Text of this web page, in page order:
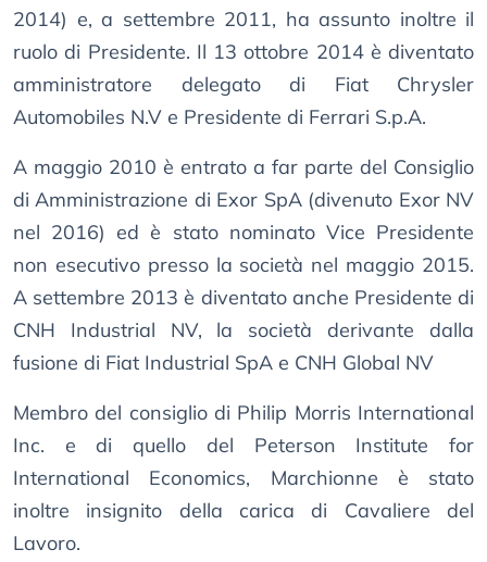
2014) e, a settembre 2011, ha assunto inoltre il
ruolo di Presidente. Il 13 ottobre 2014 è diventato
amministratore delegato di Fiat Chrysler
Automobiles N.V e Presidente di Ferrari S.p.A.
A maggio 2010 è entrato a far parte del Consiglio
di Amministrazione di Exor SpA (divenuto Exor NV
nel 2016) ed è stato nominato Vice Presidente
non esecutivo presso la società nel maggio 2015.
A settembre 2013 è diventato anche Presidente di
CNH Industrial NV, la società derivante dalla
fusione di Fiat Industrial SpA e CNH Global NV
Membro del consiglio di Philip Morris International
Inc. e di quello del Peterson Institute for
International Economics, Marchionne è stato
inoltre insignito della carica di Cavaliere del
Lavoro.